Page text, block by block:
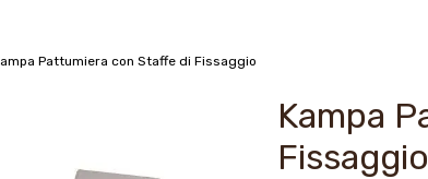
Pattumiera con Staffe di Fissaggio
Kampa
Fissaggio